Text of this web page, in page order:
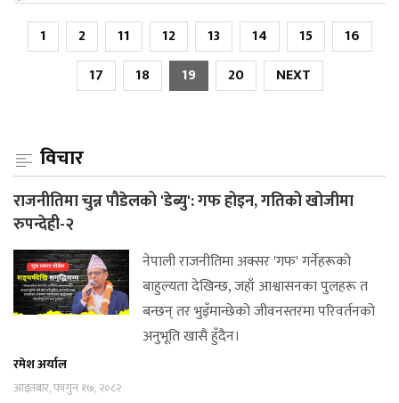
1 2 11 12 13 14 15
16
17
18 19 20 NEXT
विचार
राजनीतिमा चुन्न पौडेलको 'डेब्यु': गफ होइन, गतिको खोजीमा
रुपन्देही-२
नेपाली राजनीतिमा अक्सर 'गफ' गर्नेहरूको
बाहुल्यता देखिन्छ, जहाँ आश्वासनका पुलहरू त
बन्छन् तर भुइँमान्छेको जीवनस्तरमा परिवर्तनको
अनुभूति खासै हुँदैन।
रमेश अर्याल
आइतबार, फागुन १७, २०८२